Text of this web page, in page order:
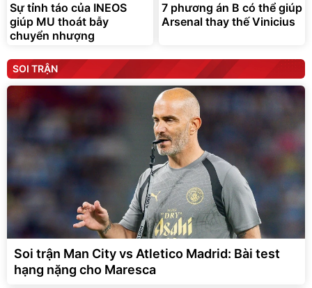
Sự tỉnh táo của INEOS
giúp MU thoát bẫy
chuyển nhượng
7 phương án B có thể giúp
Arsenal thay thế Vinicius
SOI TRẬN
Soi trận Man City vs Atletico Madrid: Bài test
hạng nặng cho Maresca